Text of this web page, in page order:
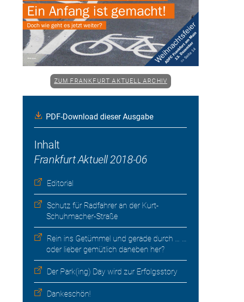
ZUM FRANKFURT AKTUELL ARCHIV
PDF-Download dieser Ausgabe
Inhalt
Frankfurt Aktuell 2018-06
Editorial
Schutz für Radfahrer an der Kurt-
Schuhmacher-Straße
Rein ins Getümmel und gerade durch … …
oder lieber gemütlich daneben her?
Der Park(ing) Day wird zur Erfolgsstory
Dankeschön!